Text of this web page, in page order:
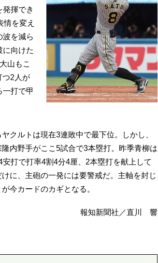
揮でき
を変え
波を減ら
に向けた
山もこ
つ2人が
打で甲
クルトは現在3連敗中で最下位。しかし、
隆内野手がここ5試合で3本塁打。昨季青柳は
安打で打率4割4分4厘、2本塁打を献上して
けに、主砲の一発には要警戒だ。主軸を封じ
が今カードのカギとなる。
報知新聞社／直川 響